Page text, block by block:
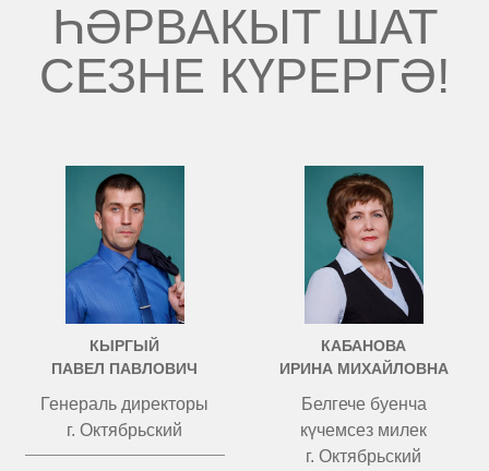
ҺӘРВАКЫТ ШАТ
СЕЗНЕ КҮРЕРГӘ!
КЫРГЫЙ
ПАВЕЛ ПАВЛОВИЧ
Генераль директоры
г. Октябрьский
КАБАНОВА
ИРИНА МИХАЙЛОВНА
Белгече буенча
күчемсез милек
г. Октябрьский